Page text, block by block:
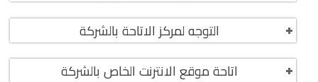
التوجه لمركز الاتاحة بالشركة
اتاحة موقع الانترنت الخاص بالشركة